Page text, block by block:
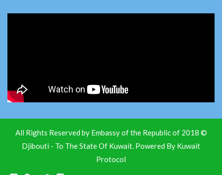
© 2018 All Rights Reserved by Embassy of the Republic of
Djibouti - To The State Of Kuwait. Powered By Kuwait
Protocol